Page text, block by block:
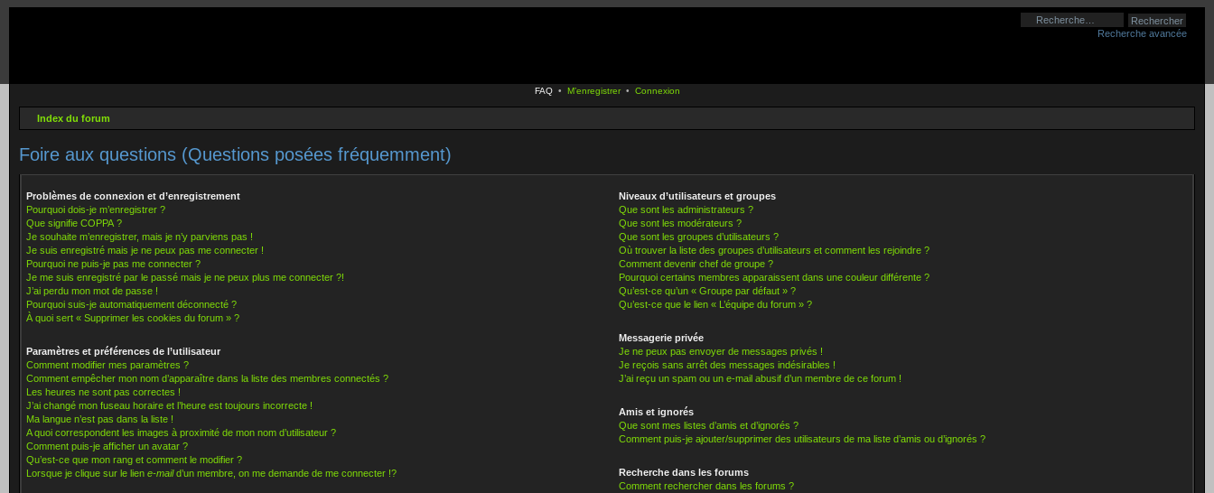
Recherche avancée
FAQ • M’enregistrer • Connexion
Index du forum
Foire aux questions (Questions posées fréquemment)
Problèmes de connexion et d’enregistrement
Pourquoi dois-je m’enregistrer ?
Que signifie COPPA ?
Je souhaite m’enregistrer, mais je n’y parviens pas !
Je suis enregistré mais je ne peux pas me connecter !
Pourquoi ne puis-je pas me connecter ?
Je me suis enregistré par le passé mais je ne peux plus me connecter ?!
J’ai perdu mon mot de passe !
Pourquoi suis-je automatiquement déconnecté ?
À quoi sert « Supprimer les cookies du forum » ?
Paramètres et préférences de l’utilisateur
Comment modifier mes paramètres ?
Comment empêcher mon nom d’apparaître dans la liste des membres connectés ?
Les heures ne sont pas correctes !
J’ai changé mon fuseau horaire et l’heure est toujours incorrecte !
Ma langue n’est pas dans la liste !
A quoi correspondent les images à proximité de mon nom d’utilisateur ?
Comment puis-je afficher un avatar ?
Qu’est-ce que mon rang et comment le modifier ?
Lorsque je clique sur le lien e-maild’un membre, on me demande de me connecter !?
Niveaux d’utilisateurs et groupes
Que sont les administrateurs ?
Que sont les modérateurs ?
Que sont les groupes d’utilisateurs ?
Où trouver la liste des groupes d’utilisateurs et comment les rejoindre ?
Comment devenir chef de groupe ?
Pourquoi certains membres apparaissent dans une couleur différente ?
Qu’est-ce qu’un « Groupe par défaut » ?
Qu’est-ce que le lien « L’équipe du forum » ?
Messagerie privée
Je ne peux pas envoyer de messages privés !
Je reçois sans arrêt des messages indésirables !
J’ai reçu un spam ou un e-mail abusif d’un membre de ce forum !
Amis et ignorés
Que sont mes listes d’amis et d’ignorés ?
Comment puis-je ajouter/supprimer des utilisateurs de ma liste d’amis ou d’ignorés ?
Recherche dans les forums
Comment rechercher dans les forums ?